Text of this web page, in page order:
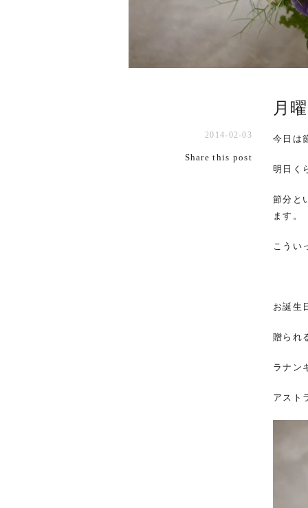
月
2014-02-03
Share this post
今日は
明日く
節分と
ます。
こうい
お誕生
贈られ
ラナン
アスト